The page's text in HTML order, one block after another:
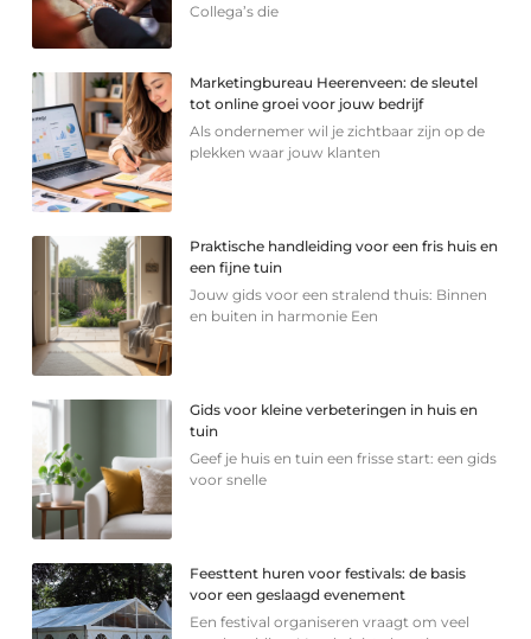
Collega’s die
Marketingbureau Heerenveen: de sleutel
tot online groei voor jouw bedrijf
Als ondernemer wil je zichtbaar zijn op de
plekken waar jouw klanten
Praktische handleiding voor een fris huis en
een fijne tuin
Jouw gids voor een stralend thuis: Binnen
en buiten in harmonie Een
Gids voor kleine verbeteringen in huis en
tuin
Geef je huis en tuin een frisse start: een gids
voor snelle
Feesttent huren voor festivals: de basis
voor een geslaagd evenement
Een festival organiseren vraagt om veel